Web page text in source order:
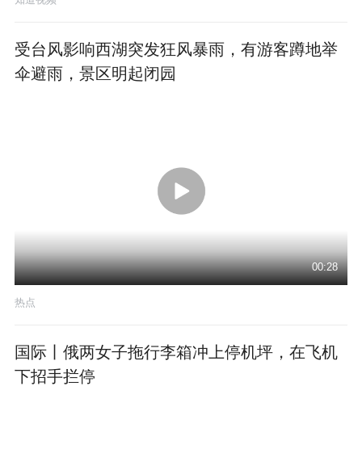
受台风影响西湖突发狂风暴雨，有游客蹲地举
伞避雨，景区明起闭园
00:28
热点
国际丨俄两女子拖行李箱冲上停机坪，在飞机
下招手拦停